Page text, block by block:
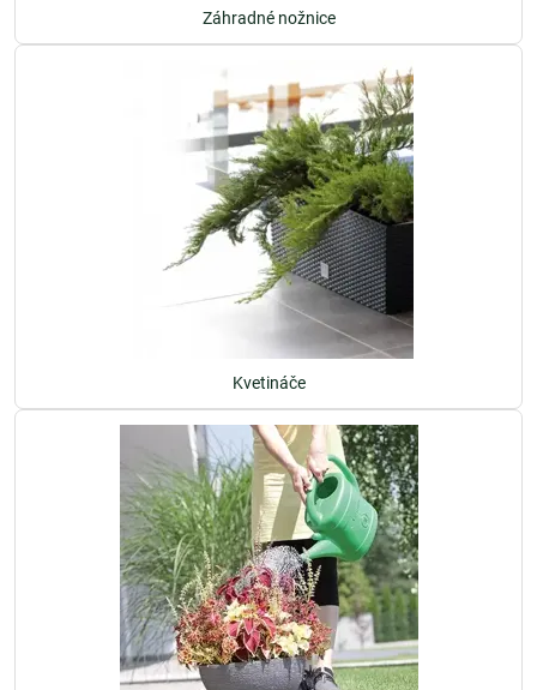
Záhradné nožnice
Kvetináče